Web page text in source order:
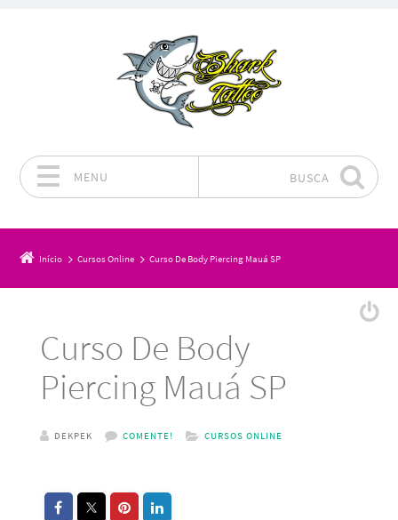
MENU BUSCA
Início Cursos Online Curso De Body Piercing Mauá SP
Curso De Body
Piercing Mauá SP
DEKPEK COMENTE! CURSOS ONLINE